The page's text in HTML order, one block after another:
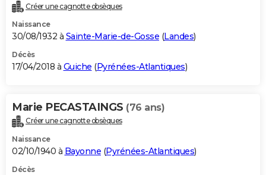
Créer une cagnotte obsèques
Naissance
30/08/1932 à Sainte-Marie-de-Gosse (Landes)
Décès
17/04/2018 à Guiche (Pyrénées-Atlantiques)
Marie PECASTAINGS (76 ans)
Créer une cagnotte obsèques
Naissance
02/10/1940 à Bayonne (Pyrénées-Atlantiques)
Décès